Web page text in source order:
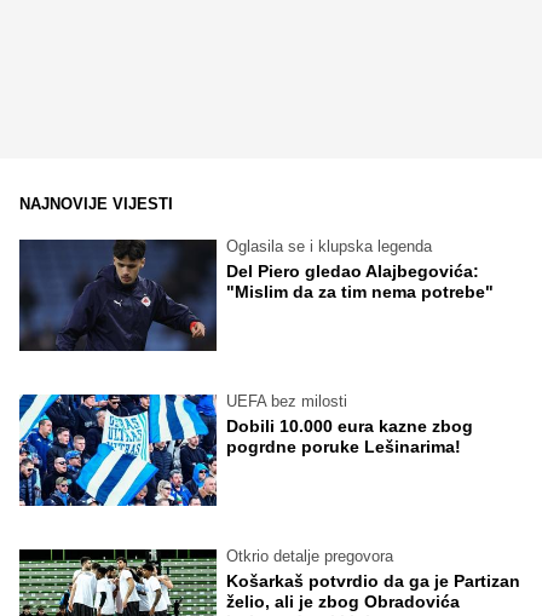
NAJNOVIJE VIJESTI
Oglasila se i klupska legenda
Del Piero gledao Alajbegovića:
"Mislim da za tim nema potrebe"
UEFA bez milosti
Dobili 10.000 eura kazne zbog
pogrdne poruke Lešinarima!
Otkrio detalje pregovora
Košarkaš potvrdio da ga je Partizan
želio, ali je zbog Obradovića